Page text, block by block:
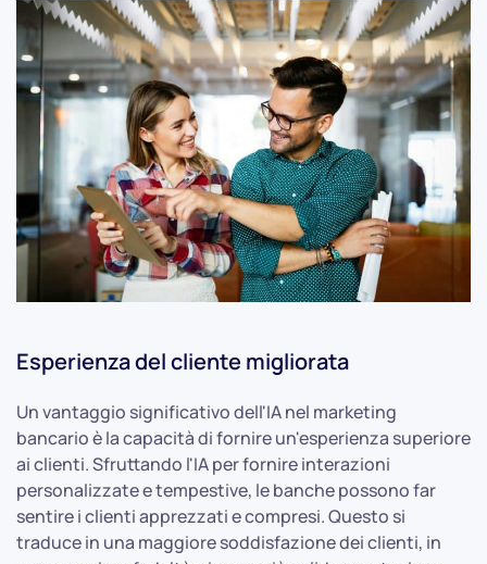
Esperienza del cliente migliorata
Un vantaggio significativo dell'IA nel marketing
bancario è la capacità di fornire un'esperienza superiore
ai clienti. Sfruttando l'IA per fornire interazioni
personalizzate e tempestive, le banche possono far
sentire i clienti apprezzati e compresi. Questo si
traduce in una maggiore soddisfazione dei clienti, in